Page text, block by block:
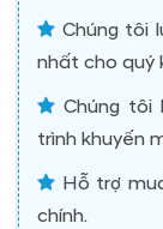
Chúng tôi
nhất cho quý
Chúng tôi
trình khuyến
Hỗ trợ
chính.